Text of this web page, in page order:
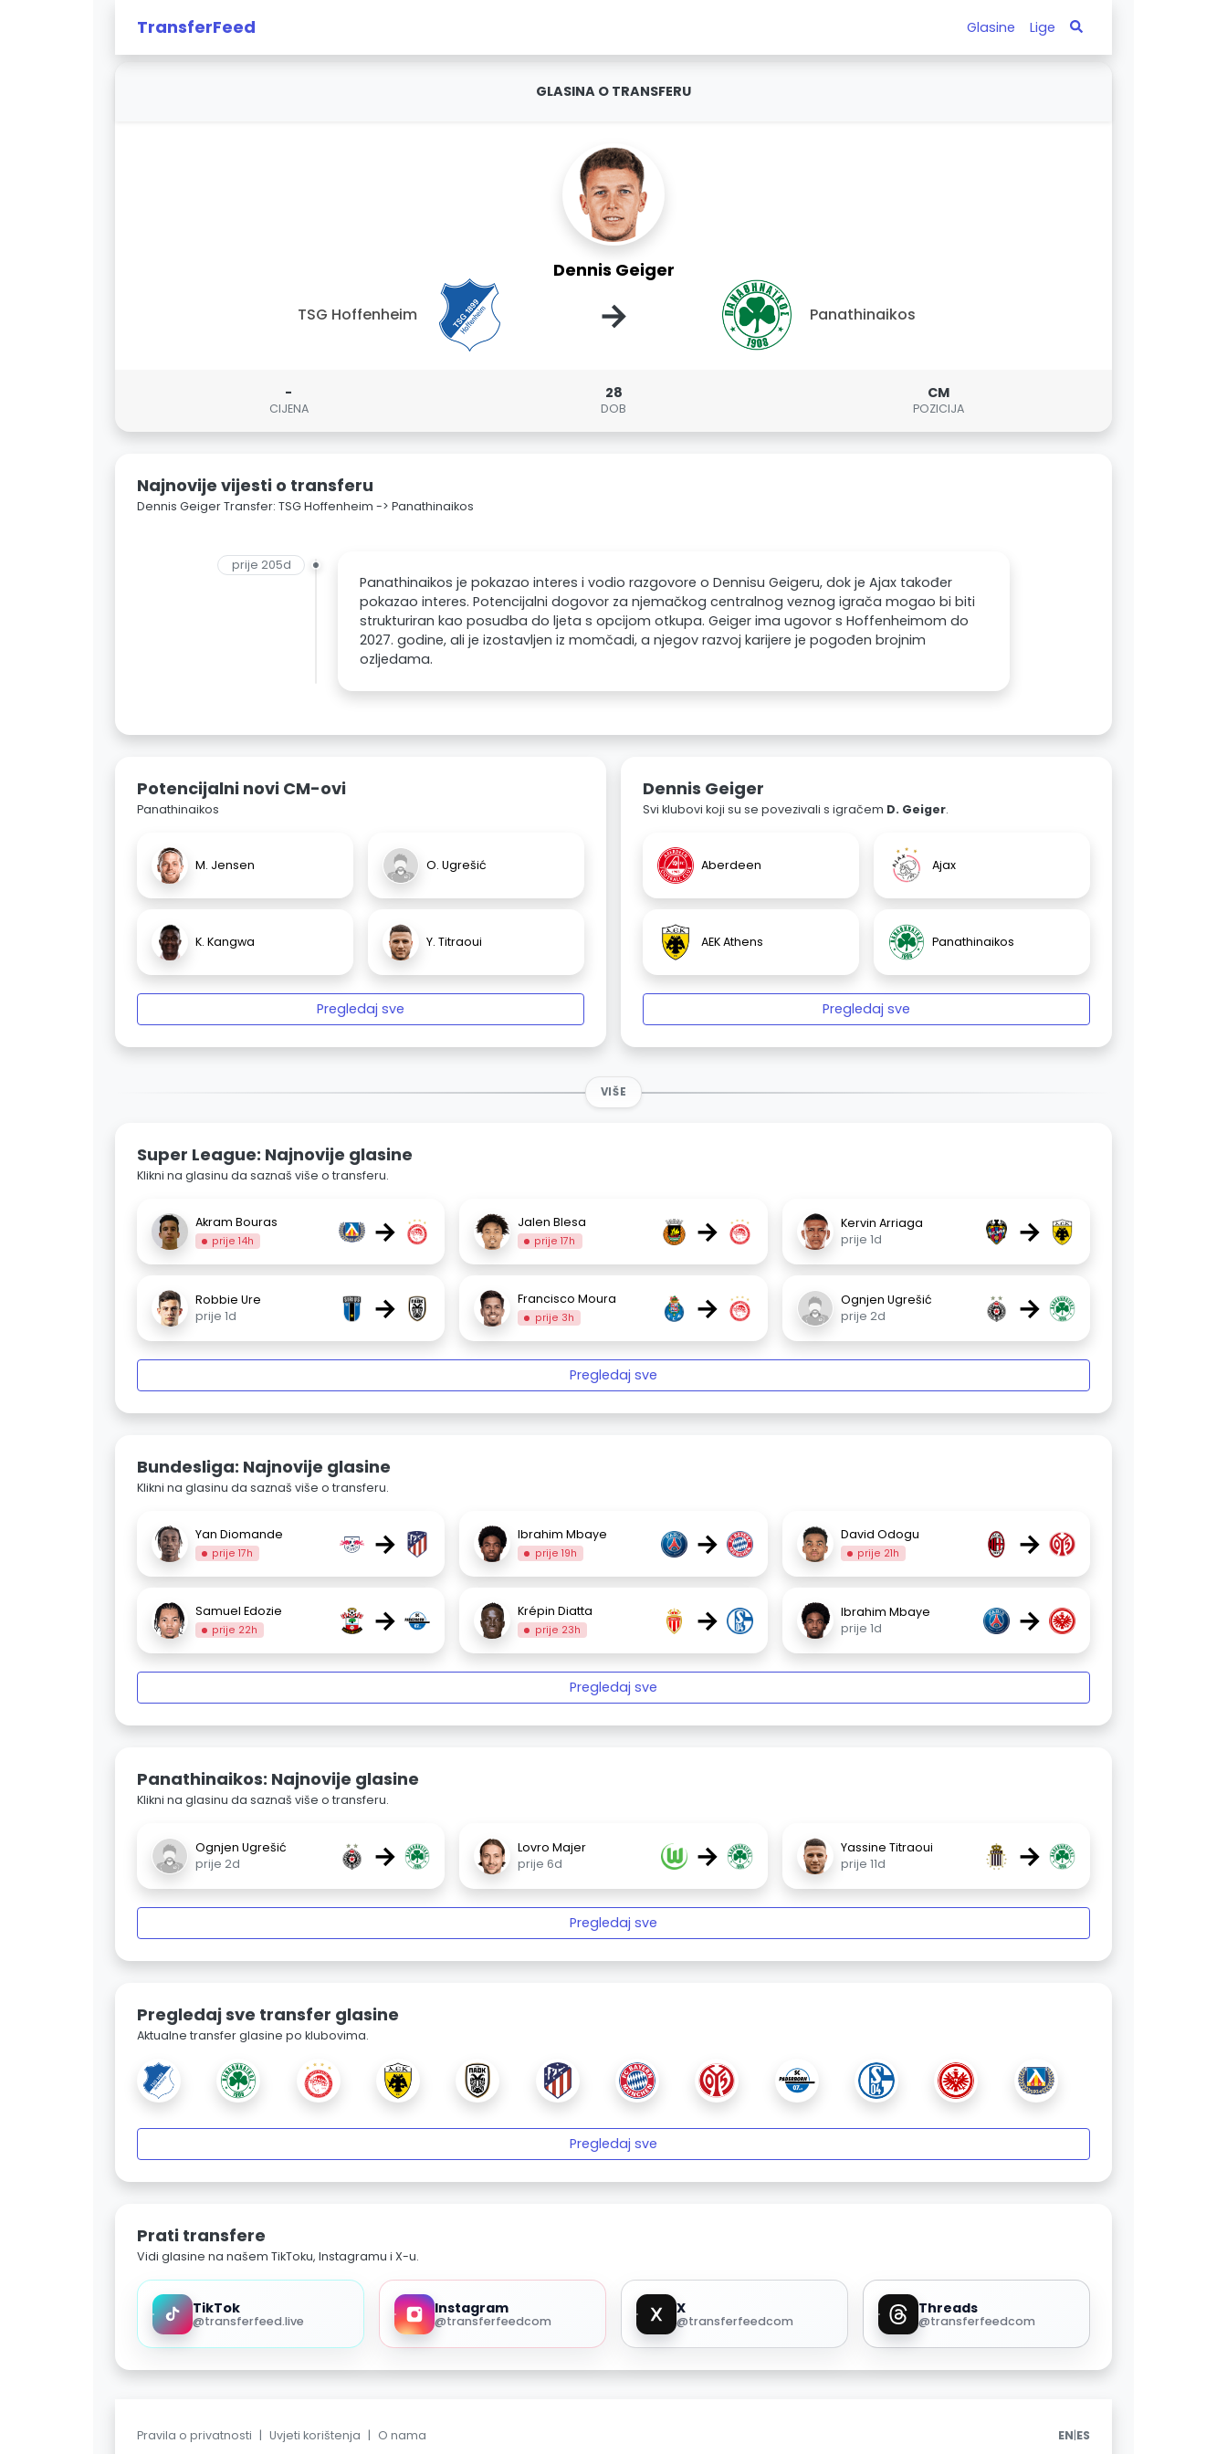
TransferFeed Glasine Lige
GLASINA O TRANSFERU
Dennis Geiger
TSG Hoffenheim → Panathinaikos
-
CIJENA
28
DOB
CM
POZICIJA
Najnovije vijesti o transferu
Dennis Geiger Transfer: TSG Hoffenheim -> Panathinaikos
prije 205d
Panathinaikos je pokazao interes i vodio razgovore o Dennisu Geigeru, dok je Ajax također
pokazao interes. Potencijalni dogovor za njemačkog centralnog veznog igrača mogao bi biti
strukturiran kao posudba do ljeta s opcijom otkupa. Geiger ima ugovor s Hoffenheimom do
2027. godine, ali je izostavljen iz momčadi, a njegov razvoj karijere je pogođen brojnim
ozljedama.
Potencijalni novi CM-ovi
Panathinaikos
M. Jensen O. Ugrešić
K. Kangwa Y. Titraoui
Pregledaj sve
Dennis Geiger
Svi klubovi koji su se povezivali s igračem D. Geiger.
Aberdeen Ajax
AEK Athens Panathinaikos
Pregledaj sve
VIŠE
Super League: Najnovije glasine
Klikni na glasinu da saznaš više o transferu.
Akram Bouras
prije 14h → Jalen Blesa
prije 17h →
Kervin Arriaga
prije 1d
→
Robbie Ure
prije 1d
→ Francisco Moura
prije 3h →
Ognjen Ugrešić
prije 2d
→
Pregledaj sve
Bundesliga: Najnovije glasine
Klikni na glasinu da saznaš više o transferu.
Yan Diomande
prije 17h → Ibrahim Mbaye
prije 19h → David Odogu
prije 21h →
Samuel Edozie
prije 22h → Krépin Diatta
prije 23h →
Ibrahim Mbaye
prije 1d
→
Pregledaj sve
Panathinaikos: Najnovije glasine
Klikni na glasinu da saznaš više o transferu.
Ognjen Ugrešić
prije 2d
→
Lovro Majer
prije 6d
→
Yassine Titraoui
prije 11d
→
Pregledaj sve
Pregledaj sve transfer glasine
Aktualne transfer glasine po klubovima.
Pregledaj sve
Prati transfere
Vidi glasine na našem TikToku, Instagramu i X-u.
TikTok
@transferfeed.live
Instagram
@transferfeedcom
X
@transferfeedcom
Threads
@transferfeedcom
Pravila o privatnosti | Uvjeti korištenja | O nama EN|ES